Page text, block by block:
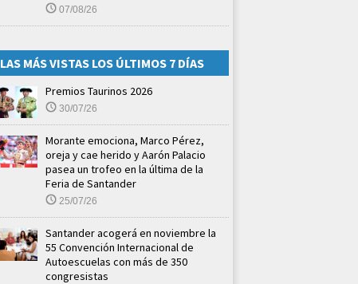
07/08/26
LAS MÁS VISTAS LOS ÚLTIMOS 7 DÍAS
Premios Taurinos 2026
30/07/26
Morante emociona, Marco Pérez,
oreja y cae herido y Aarón Palacio
pasea un trofeo en la última de la
Feria de Santander
25/07/26
Santander acogerá en noviembre la
55 Convención Internacional de
Autoescuelas con más de 350
congresistas